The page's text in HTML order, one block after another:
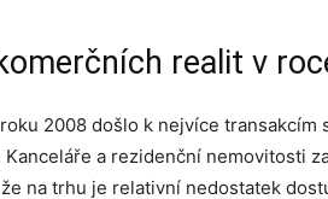
realit v
2008 došlo k nejvíce transakcím
a rezidenční nemovitosti
na trhu je relativní nedostatek